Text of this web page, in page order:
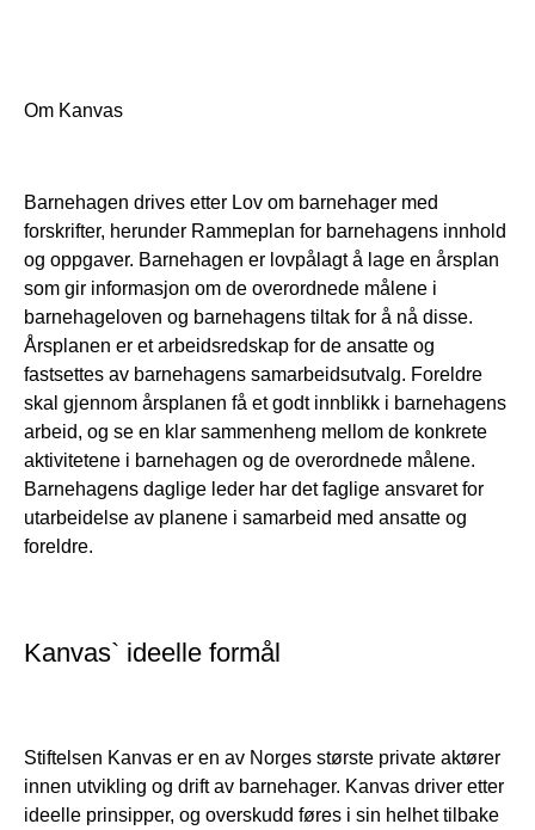
Om Kanvas
Barnehagen drives etter Lov om barnehager med
forskrifter, herunder Rammeplan for barnehagens innhold
og oppgaver. Barnehagen er lovpålagt å lage en årsplan
som gir informasjon om de overordnede målene i
barnehageloven og barnehagens tiltak for å nå disse.
Årsplanen er et arbeidsredskap for de ansatte og
fastsettes av barnehagens samarbeidsutvalg. Foreldre
skal gjennom årsplanen få et godt innblikk i barnehagens
arbeid, og se en klar sammenheng mellom de konkrete
aktivitetene i barnehagen og de overordnede målene.
Barnehagens daglige leder har det faglige ansvaret for
utarbeidelse av planene i samarbeid med ansatte og
foreldre.
Kanvas` ideelle formål
Stiftelsen Kanvas er en av Norges største private aktører
innen utvikling og drift av barnehager. Kanvas driver etter
ideelle prinsipper, og overskudd føres i sin helhet tilbake